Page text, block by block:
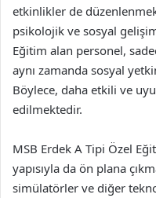
etkinlikler de
psikolojik ve sosyal
Eğitim alan personel,
aynı zamanda sosyal
Böylece, daha etkili ve
edilmektedir.
MSB Erdek A Tipi Özel
yapısıyla da ön plana
simülatörler ve diğer